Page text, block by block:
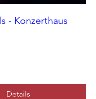
- Konzerthaus
Details